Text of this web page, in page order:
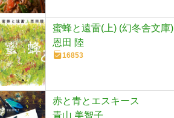
蜜蜂と遠雷(上) (幻冬舎文庫)
恩田 陸
16853
赤と青とエスキース
青山 美智子